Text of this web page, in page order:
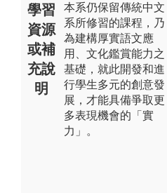
學習
資源
或補
充說
明
本系仍保留傳統中文
系所修習的課程，乃
為建構厚實語文應
用、文化鑑賞能力之
基礎，就此開發和進
行學生多元的創意發
展，才能具備爭取更
多表現機會的「實
力」。